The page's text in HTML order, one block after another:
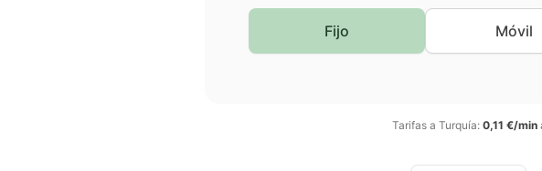
Fijo Móvil
Tarifas a Turquía: 0,11 €/min